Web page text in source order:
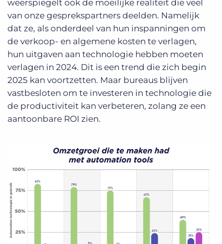
weerspiegelt ook de moeilijke realiteit die veel
van onze gesprekspartners deelden. Namelijk
dat ze, als onderdeel van hun inspanningen om
de verkoop- en algemene kosten te verlagen,
hun uitgaven aan technologie hebben moeten
verlagen in 2024. Dit is een trend die zich begin
2025 kan voortzetten. Maar bureaus blijven
vastbesloten om te investeren in technologie die
de productiviteit kan verbeteren, zolang ze een
aantoonbare ROI zien.